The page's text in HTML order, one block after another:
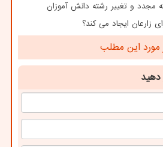
مجدد و تغییر رشته دانش آموزان
زارعان ایجاد می کند؟
مورد این مطلب
دهید